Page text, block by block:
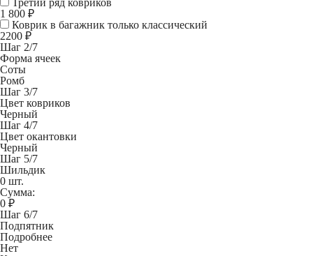
Третий ряд ковриков
1 800 ₽
Коврик в багажник только классический
2200 ₽
Шаг 2/7
Форма ячеек
Соты
Ромб
Шаг 3/7
Цвет ковриков
Черный
Шаг 4/7
Цвет окантовки
Черный
Шаг 5/7
Шильдик
0 шт.
Сумма:
0 ₽
Шаг 6/7
Подпятник
Подробнее
Нет